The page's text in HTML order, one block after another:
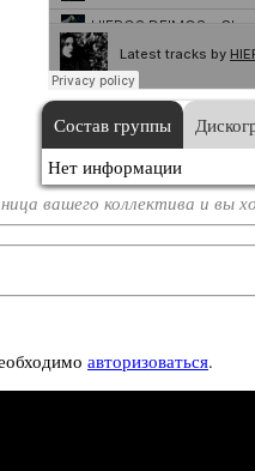
Состав группы
Нет информации
вашего коллектива и
авторизоваться.